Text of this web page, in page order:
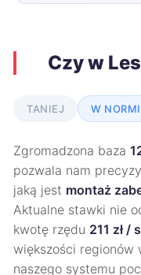
Czy w
TANIEJ W
Zgromadzona baza
pozwala nam
jaką jest montaż
Aktualne stawki nie
kwotę rzędu 211 zł /
większości regionów
naszego systemu